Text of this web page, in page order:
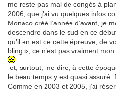
me reste pas mal de congés à
2006, que j’ai vu quelques infos
Monaco créé l’année d’avant, je
descendre dans le sud en ce
qu’il en est de cette épreuve, de
bling », ce n’est pas vraiment mon
et, surtout, me dire, à cette
le beau temps y est quasi assuré.
Comme en 2003 et 2005, j’ai